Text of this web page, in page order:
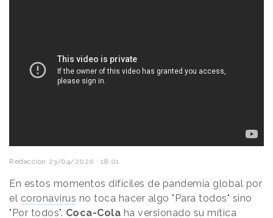
Redacción 23/04/2020 · 18:01
En estos momentos difíciles de pandemia global por
el coronavirus no toca hacer algo "Para todos" sino
"Por todos". Coca-Cola ha versionado su mítica